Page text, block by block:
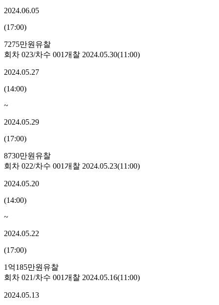
2024.06.05
(17:00)
7275만원 유찰
회차 023/차수 001개찰 2024.05.30(11:00)
2024.05.27
(14:00)
~
2024.05.29
(17:00)
8730만원 유찰
회차 022/차수 001개찰 2024.05.23(11:00)
2024.05.20
(14:00)
~
2024.05.22
(17:00)
1억185만원 유찰
회차 021/차수 001개찰 2024.05.16(11:00)
2024.05.13